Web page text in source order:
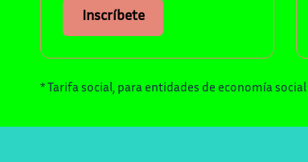
Inscríbete
* Tarifa social, para entidades de economía